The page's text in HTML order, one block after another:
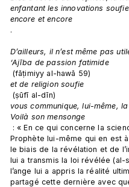
enfantant les innovations
encore et encore
.
D’ailleurs, il n’est même pas
‘Ajība de passion fatimide
(fāṭimiyy al-hawā 59)
et de religion soufie
(ṣūfī al-dīn)
vous communique, lui-même,
Voilà son mensonge
Prophète lui-même qui en est
le biais de la révélation et de
lui a transmis la loi révélée (al-
l’ange lui a appris la réalité
partagé cette dernière avec